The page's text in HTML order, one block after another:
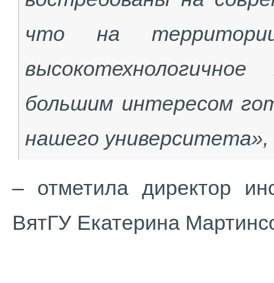
что на
большим интересом
нашего университета»,
– отметила директор
ВятГУ Екатерина